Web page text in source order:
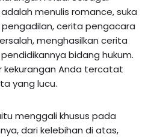
menulis romance, suka
cerita pengacara
menghasilkan cerita
bidang hukum.
Anda tercatat
yang lucu.
menggali khusus pada
dari kelebihan di atas,